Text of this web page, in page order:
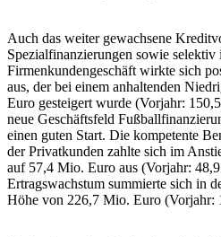
Auch das weiter gewachsene
Spezialfinanzierungen sowie selektiv
Firmenkundengeschäft wirkte sich
aus, der bei einem anhaltenden
Euro gesteigert wurde (Vorjahr:
neue Geschäftsfeld
einen guten Start. Die kompetente
der Privatkunden zahlte sich im
auf 57,4 Mio. Euro aus (Vorjahr:
Ertragswachstum summierte sich in
Höhe von 226,7 Mio. Euro (Vorjahr: